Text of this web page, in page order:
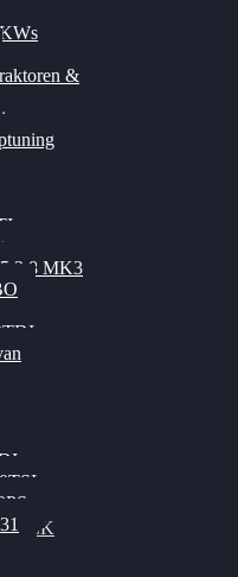
&
3.8 MK3